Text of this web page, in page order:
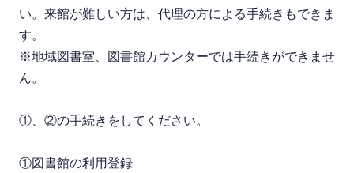
い。来館が難しい方は、代理の方による手続きもできま
す。
※地域図書室、図書館カウンターでは手続きができませ
ん。
①、②の手続きをしてください。
①図書館の利用登録